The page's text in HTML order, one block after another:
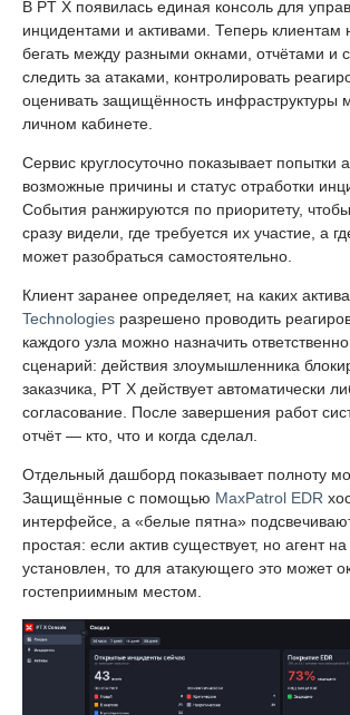
В PT X появилась единая консоль для
инцидентами и активами. Теперь клиентам
бегать между разными окнами, отчётами и
следить за атаками, контролировать
оценивать защищённость инфраструктуры
личном кабинете.
Сервис круглосуточно показывает попытки
возможные причины и статус отработки
События ранжируются по приоритету,
сразу видели, где требуется их участие, а
может разобраться самостоятельно.
Клиент заранее определяет, на каких
Technologies разрешено проводить
каждого узла можно назначить
сценарий: действия злоумышленника
заказчика, PT X действует автоматически
согласование. После завершения работ
отчёт — кто, что и когда сделал.
Отдельный дашборд показывает полноту
Защищённые с помощью MaxPatrol EDR
интерфейсе, а «белые пятна»
простая: если актив существует, но агент
установлен, то для атакующего это может
гостеприимным местом.